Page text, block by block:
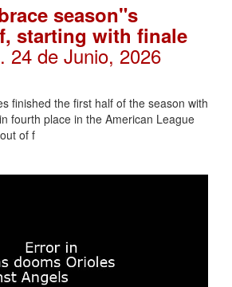
season"s
starting with finale
. 24 de Junio, 2026
finished the first half of the season with
fourth place in the American League
of f